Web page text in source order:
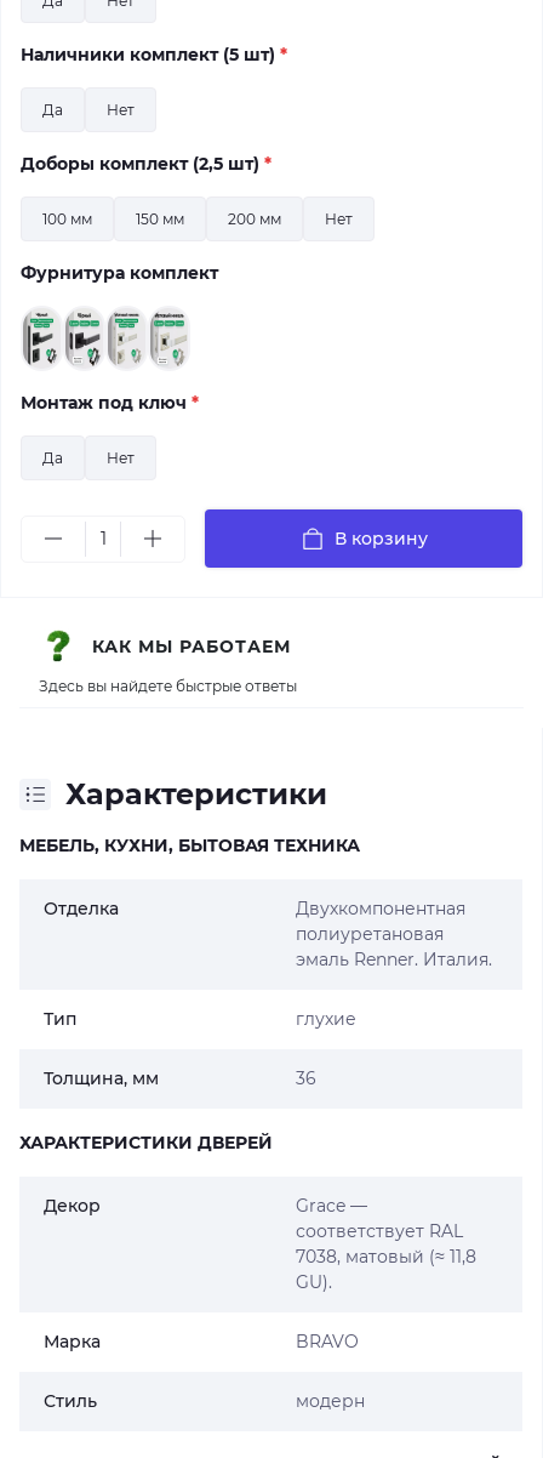
Наличники комплект (5 шт) *
Да Нет
Доборы комплект (2,5 шт) *
100 мм 150 мм 200 мм Нет
Фурнитура комплект
Монтаж под ключ *
Да Нет
В корзину
Характеристики
МЕБЕЛЬ, КУХНИ, БЫТОВАЯ ТЕХНИКА
Отделка
Двухкомпонентная
полиуретановая
эмаль Renner. Италия.
Тип глухие
Толщина, мм 36
ХАРАКТЕРИСТИКИ ДВЕРЕЙ
Декор
Grace —
соответствует RAL
7038, матовый (≈ 11,8
GU).
Марка BRAVO
Стиль модерн
КАК МЫ РАБОТАЕМ
Здесь вы найдете быстрые ответы